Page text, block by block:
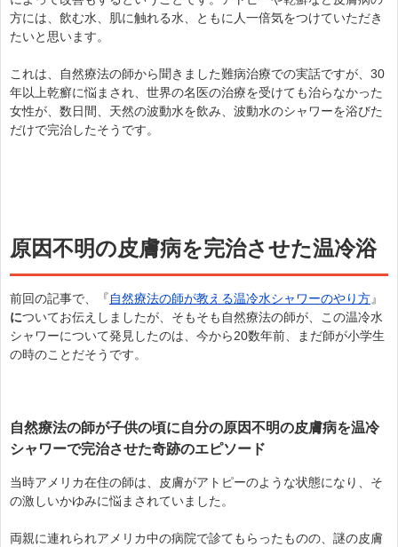
方には、飲む水、肌に触れる水、ともに人一倍気をつけていただき
たいと思います。
これは、自然療法の師から聞きました難病治療での実話ですが、30
年以上乾癬に悩まされ、世界の名医の治療を受けても治らなかった
女性が、数日間、天然の波動水を飲み、波動水のシャワーを浴びた
だけで完治したそうです。
原因不明の皮膚病を完治させた温冷浴
前回の記事で、『自然療法の師が教える温冷水シャワーのやり方』
についてお伝えしましたが、そもそも自然療法の師が、この温冷水
シャワーについて発見したのは、今から20数年前、まだ師が小学生
の時のことだそうです。
自然療法の師が子供の頃に自分の原因不明の皮膚病を温冷
シャワーで完治させた奇跡のエピソード
当時アメリカ在住の師は、皮膚がアトピーのような状態になり、そ
の激しいかゆみに悩まされていました。
両親に連れられアメリカ中の病院で診てもらったものの、謎の皮膚